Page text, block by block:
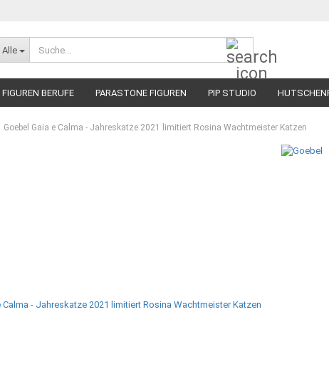
Alle
BERUFE PARASTONE FIGUREN PIP STUDIO
Goebel Gaia e Calma - Jahreskatze 2021 limitiert Rosina Wachtmeister Katzen